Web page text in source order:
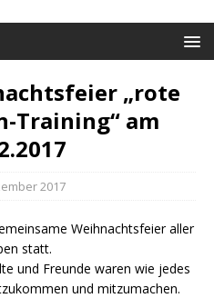
„rote
Training“ am
2017
Weihnachtsfeier aller
statt.
und Freunde waren wie jedes
und mitzumachen.